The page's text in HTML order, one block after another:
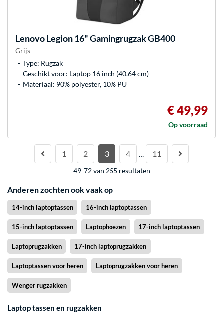
LenovoLegion 16" Gamingrugzak GB400
Grijs
Type: Rugzak
Geschikt voor: Laptop 16 inch (40.64 cm)
Materiaal: 90% polyester, 10% PU
€ 49,99
Op voorraad
1 2 3 4 … 11
49-72 van 255 resultaten
Anderen zochten ook vaak op
14-inch laptoptassen 16-inch laptoptassen
15-inch laptoptassen Laptophoezen 17-inch laptoptassen
Laptoprugzakken 17-inch laptoprugzakken
Laptoptassen voor heren Laptoprugzakken voor heren
Wenger rugzakken
Laptop tassen en rugzakken